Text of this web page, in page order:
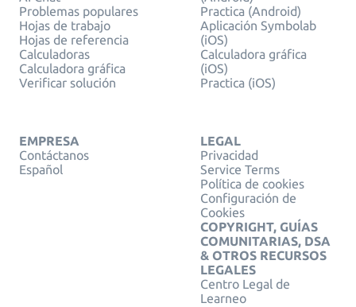
Problemas populares
Hojas de trabajo
Hojas de referencia
Calculadoras
Calculadora gráfica
Verificar solución
Practica (Android)
Aplicación Symbolab
(iOS)
Calculadora gráfica
(iOS)
Practica (iOS)
EMPRESA
Contáctanos
Español
LEGAL
Privacidad
Service Terms
Política de cookies
Configuración de
Cookies
COPYRIGHT, GUÍAS
COMUNITARIAS, DSA
& OTROS RECURSOS
LEGALES
Centro Legal de
Learneo